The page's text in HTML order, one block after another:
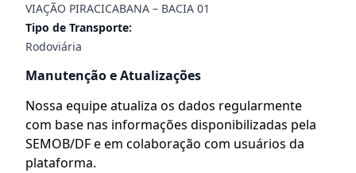
VIAÇÃO PIRACICABANA – BACIA 01
Tipo de Transporte:
Rodoviária
Manutenção e Atualizações
Nossa equipe atualiza os dados regularmente
com base nas informações disponibilizadas pela
SEMOB/DF e em colaboração com usuários da
plataforma.